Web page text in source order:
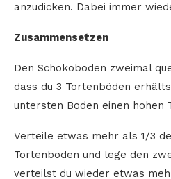
anzudicken. Dabei immer
Zusammensetzen
Den Schokoboden zweimal
dass du 3 Tortenböden
untersten Boden einen hohen
Verteile etwas mehr als 1/3
Tortenboden und lege den
verteilst du wieder etwas